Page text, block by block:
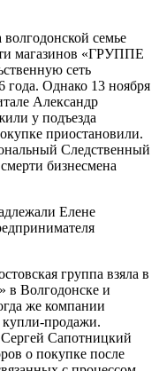
семье
магазинов «ГРУППЕ
сеть
года. Однако 13 ноября
Александр
у подъезда
приостановили.
Следственный
бизнесмена
Елене
группа взяла в
в Волгодонске и
же компании
купли-продажи.
Сапотницкий
о покупке после